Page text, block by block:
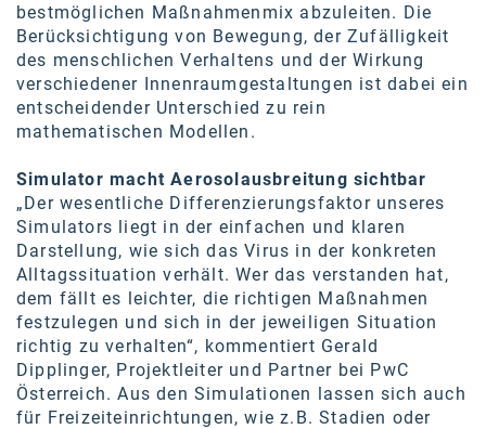
bestmöglichen Maßnahmenmix abzuleiten. Die
Berücksichtigung von Bewegung, der Zufälligkeit
des menschlichen Verhaltens und der Wirkung
verschiedener Innenraumgestaltungen ist dabei ein
entscheidender Unterschied zu rein
mathematischen Modellen.
Simulator macht Aerosolausbreitung sichtbar
„Der wesentliche Differenzierungsfaktor unseres
Simulators liegt in der einfachen und klaren
Darstellung, wie sich das Virus in der konkreten
Alltagssituation verhält. Wer das verstanden hat,
dem fällt es leichter, die richtigen Maßnahmen
festzulegen und sich in der jeweiligen Situation
richtig zu verhalten“, kommentiert Gerald
Dipplinger, Projektleiter und Partner bei PwC
Österreich. Aus den Simulationen lassen sich auch
für Freizeiteinrichtungen, wie z.B. Stadien oder